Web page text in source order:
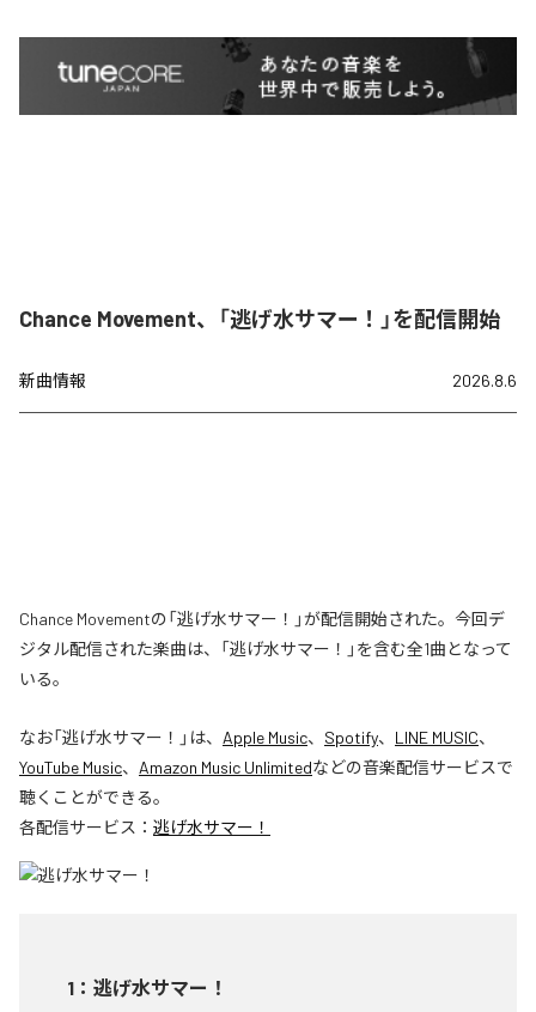
Chance Movement、「逃げ水サマー！」を配信開始
新曲情報 2026.8.6
Chance Movementの「逃げ水サマー！」が配信開始された。今回デ
ジタル配信された楽曲は、「逃げ水サマー！」を含む全1曲となって
いる。
なお「逃げ水サマー！ 」は、 Apple Music、 Spotify、 LINE MUSIC、
YouTube Music、 Amazon Music Unlimitedなどの音楽配信サービスで
聴くことができる。
各配信サービス： 逃げ水サマー！
1 ： 逃げ水サマー！